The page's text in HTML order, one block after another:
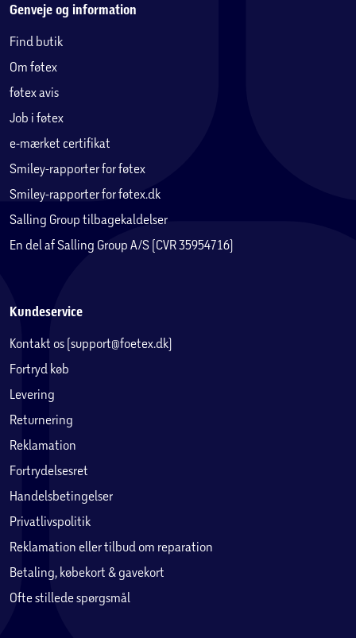
Genveje og information
Find butik
Om føtex
føtex avis
Job i føtex
e-mærket certifikat
Smiley-rapporter for føtex
Smiley-rapporter for føtex.dk
Salling Group tilbagekaldelser
En del af Salling Group A/S (CVR 35954716)
Kundeservice
Kontakt os (support@foetex.dk)
Fortryd køb
Levering
Returnering
Reklamation
Fortrydelsesret
Handelsbetingelser
Privatlivspolitik
Reklamation eller tilbud om reparation
Betaling, købekort & gavekort
Ofte stillede spørgsmål